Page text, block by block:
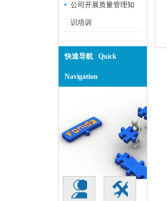
公司开展质量管理知
识培训
快速导航 Quick
Navigation